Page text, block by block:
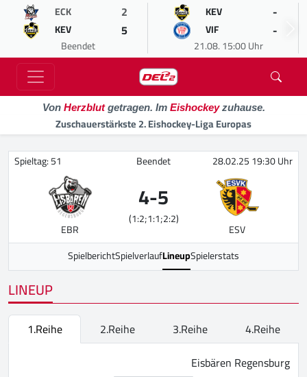
ECK 2
KEV 5
Beendet
KEV -
VIF -
21.08. 15:00 Uhr
Von Herzblutgetragen. Im Eishockeyzuhause.
Zuschauerstärkste 2. Eishockey-Liga Europas
Spieltag: 51 Beendet 28.02.25 19:30 Uhr
EBR
4-5
(1:2;1:1;2:2)
ESV
SpielberichtSpielverlaufLineupSpielerstats
LINEUP
1.Reihe 2.Reihe 3.Reihe
4.Reihe
Eisbären Regensburg